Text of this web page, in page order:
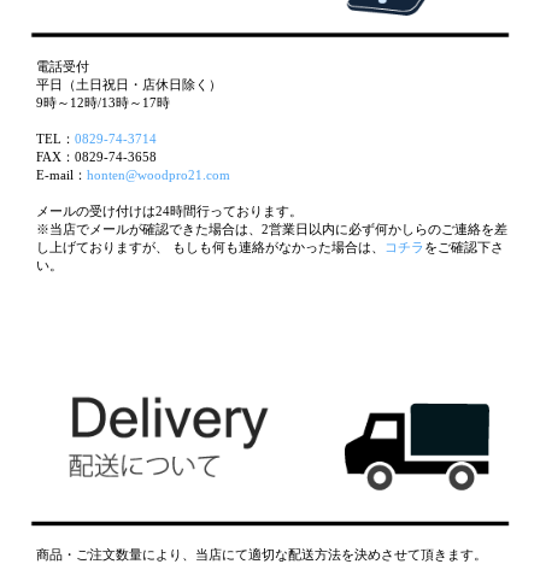
電話受付
平日（土日祝日・店休日除く）
9時～12時/13時～17時
TEL： 0829-74-3714
FAX：0829-74-3658
E-mail： honten@woodpro21.com
メールの受け付けは24時間行っております。
※当店でメールが確認できた場合は、2営業日以内に必ず何かしらのご連絡を差
し上げておりますが、 もしも何も連絡がなかった場合は、
コチラ をご確認下さ
い。
商品・ご注文数量により、当店にて適切な配送方法を決めさせて頂きます。